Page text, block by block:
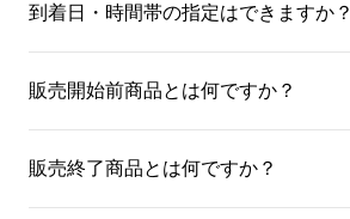
到着日・時間帯の指定はできますか？
販売開始前商品とは何ですか？
販売終了商品とは何ですか？